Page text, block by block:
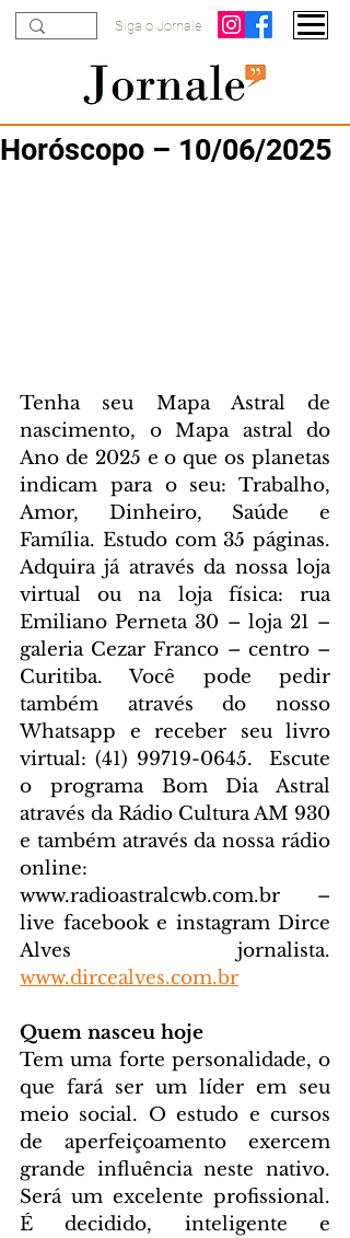
Siga o Jornale
Horóscopo – 10/06/2025
Tenha seu Mapa Astral de
nascimento, o Mapa astral do
Ano de 2025 e o que os planetas
indicam para o seu: Trabalho,
Amor, Dinheiro, Saúde e
Família. Estudo com 35 páginas.
Adquira já através da nossa loja
virtual ou na loja física: rua
Emiliano Perneta 30 – loja 21 –
galeria Cezar Franco – centro –
Curitiba. Você pode pedir
também através do nosso
Whatsapp e receber seu livro
virtual: (41) 99719-0645.
Escute
o programa Bom Dia Astral
através da Rádio Cultura AM 930
e também através da nossa rádio
www.radioastralcwb.com.br –
live facebook e instagram Dirce
www.dircealves.com.br
Quem nasceu hoje
Tem uma forte personalidade, o
que fará ser um líder em seu
meio social. O estudo e cursos
de aperfeiçoamento exercem
grande influência neste nativo.
Será um excelente profissional.
É decidido, inteligente e